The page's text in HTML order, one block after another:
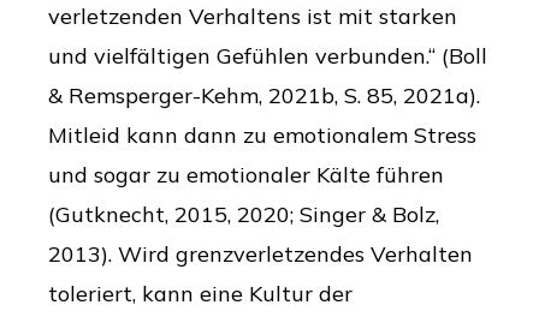
verletzenden Verhaltens ist mit starken
und vielfältigen Gefühlen verbunden.“ (Boll
& Remsperger-Kehm, 2021b, S. 85, 2021a).
Mitleid kann dann zu emotionalem Stress
und sogar zu emotionaler Kälte führen
(Gutknecht, 2015, 2020; Singer & Bolz,
2013). Wird grenzverletzendes Verhalten
toleriert, kann eine Kultur der